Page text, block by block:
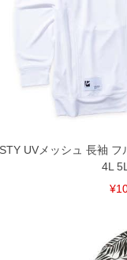
UVメッシュ 長袖 フ
4L